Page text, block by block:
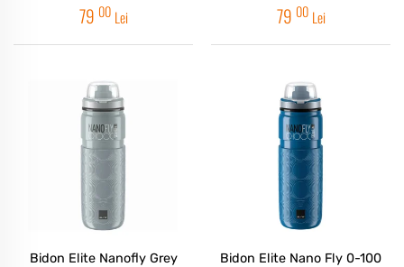
79 00 Lei 79 00 Lei
Bidon Elite Nanofly Grey
Bidon Elite Nano Fly 0-100